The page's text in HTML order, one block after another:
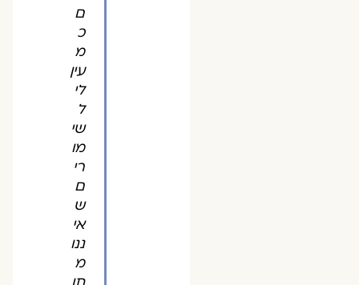
ם
כ
מ
עין
לי
ל
שי
מו
רי
ם
ש
אי
ננו
מ